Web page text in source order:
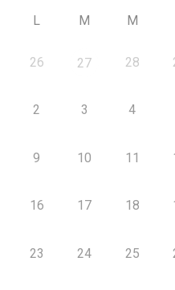
L M M
26 27 28
2 3 4
9 10 11
16 17 18
23 24 25